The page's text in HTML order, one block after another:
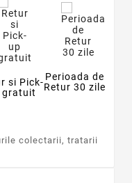
si Pick-
gratuit
Perioada de
Retur 30 zile
colectarii, tratarii